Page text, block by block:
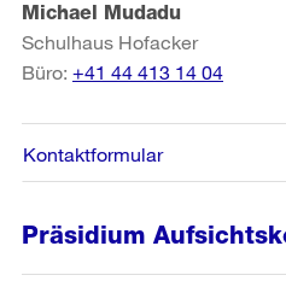
Michael Mudadu
Schulhaus Hofacker
Büro: +41 44 413 14 04
Kontaktformular
Präsidium